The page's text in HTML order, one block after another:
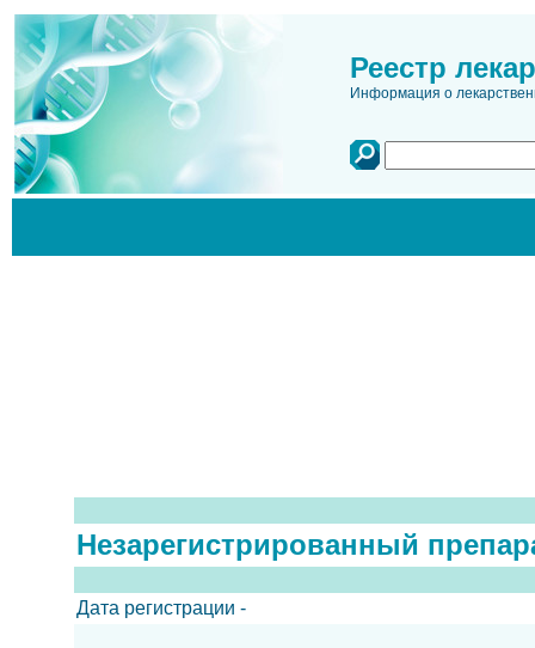
Реестр
Информация о
Незарегистрированный
Дата регистрации -